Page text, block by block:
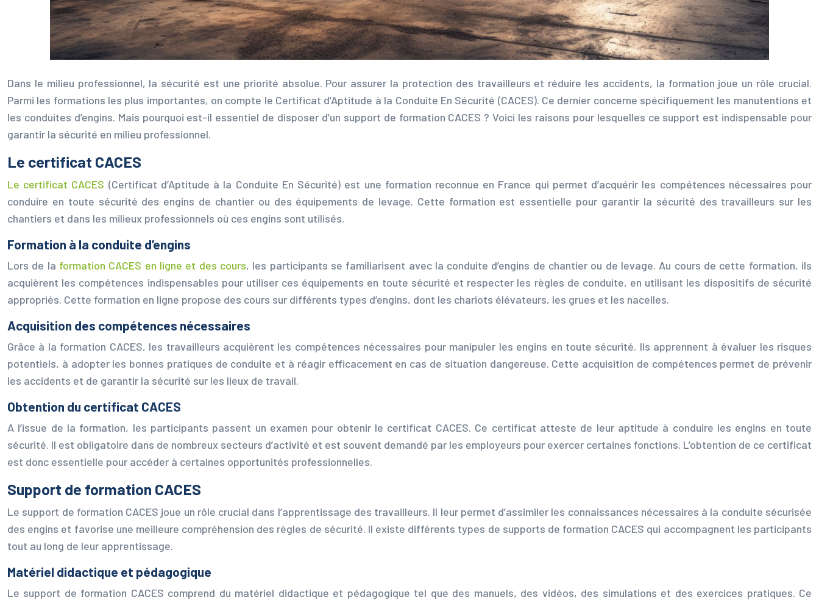
Dans le milieu professionnel, la sécurité est une priorité absolue. Pour assurer la protection des travailleurs et réduire les accidents, la formation joue un rôle crucial.
Parmi les formations les plus importantes, on compte le Certificat d’Aptitude à la Conduite En Sécurité (CACES). Ce dernier concerne spécifiquement les manutentions et
les conduites d’engins. Mais pourquoi est-il essentiel de disposer d’un support de formation CACES ? Voici les raisons pour lesquelles ce support est indispensable pour
garantir la sécurité en milieu professionnel.
Le certificat CACES
Le certificat CACES (Certificat d’Aptitude à la Conduite En Sécurité) est une formation reconnue en France qui permet d’acquérir les compétences nécessaires pour
conduire en toute sécurité des engins de chantier ou des équipements de levage. Cette formation est essentielle pour garantir la sécurité des travailleurs sur les
chantiers et dans les milieux professionnels où ces engins sont utilisés.
Formation à la conduite d’engins
Lors de la formation CACES en ligne et des cours, les participants se familiarisent avec la conduite d’engins de chantier ou de levage. Au cours de cette formation, ils
acquièrent les compétences indispensables pour utiliser ces équipements en toute sécurité et respecter les règles de conduite, en utilisant les dispositifs de sécurité
appropriés. Cette formation en ligne propose des cours sur différents types d’engins, dont les chariots élévateurs, les grues et les nacelles.
Acquisition des compétences nécessaires
Grâce à la formation CACES, les travailleurs acquièrent les compétences nécessaires pour manipuler les engins en toute sécurité. Ils apprennent à évaluer les risques
potentiels, à adopter les bonnes pratiques de conduite et à réagir efficacement en cas de situation dangereuse. Cette acquisition de compétences permet de prévenir
les accidents et de garantir la sécurité sur les lieux de travail.
Obtention du certificat CACES
A l’issue de la formation, les participants passent un examen pour obtenir le certificat CACES. Ce certificat atteste de leur aptitude à conduire les engins en toute
sécurité. Il est obligatoire dans de nombreux secteurs d’activité et est souvent demandé par les employeurs pour exercer certaines fonctions. L’obtention de ce certificat
est donc essentielle pour accéder à certaines opportunités professionnelles.
Support de formation CACES
Le support de formation CACES joue un rôle crucial dans l’apprentissage des travailleurs. Il leur permet d’assimiler les connaissances nécessaires à la conduite sécurisée
des engins et favorise une meilleure compréhension des règles de sécurité. Il existe différents types de supports de formation CACES qui accompagnent les participants
tout au long de leur apprentissage.
Matériel didactique et pédagogique
Le support de formation CACES comprend du matériel didactique et pédagogique tel que des manuels, des vidéos, des simulations et des exercices pratiques. Ce